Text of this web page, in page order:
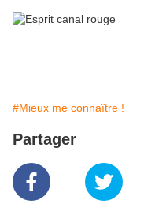
#Mieux me connaître !
Partager